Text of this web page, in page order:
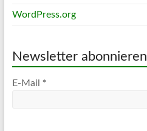
WordPress.org
Newsletter abonnieren
E-Mail *